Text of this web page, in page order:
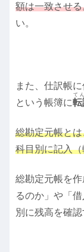
額は一致させる
い。
また、仕訳帳
という帳簿に転
て
総勘定元帳と
科目別に記入
総勘定元帳を
るのか」や「
別に残高を確